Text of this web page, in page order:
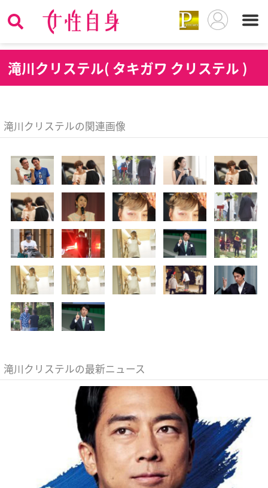
滝川クリステル( タキガワ クリステル )
滝川クリステルの関連画像
滝川クリステルの最新ニュース